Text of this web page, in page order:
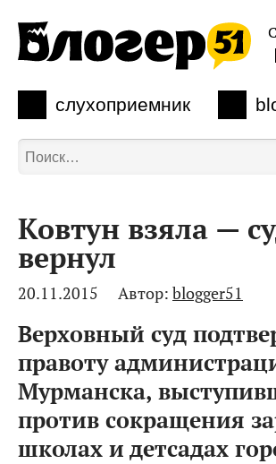
слухоприемник
Ковтун взяла —
вернул
20.11.2015 Автор: blogger51
Верховный суд
правоту
Мурманска,
против сокращения
школах и детсадах